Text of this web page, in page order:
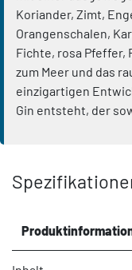
Koriander, Zimt,
Orangenschalen,
Fichte, rosa Pfeffer,
zum Meer und das
einzigartigen
Gin entsteht, der